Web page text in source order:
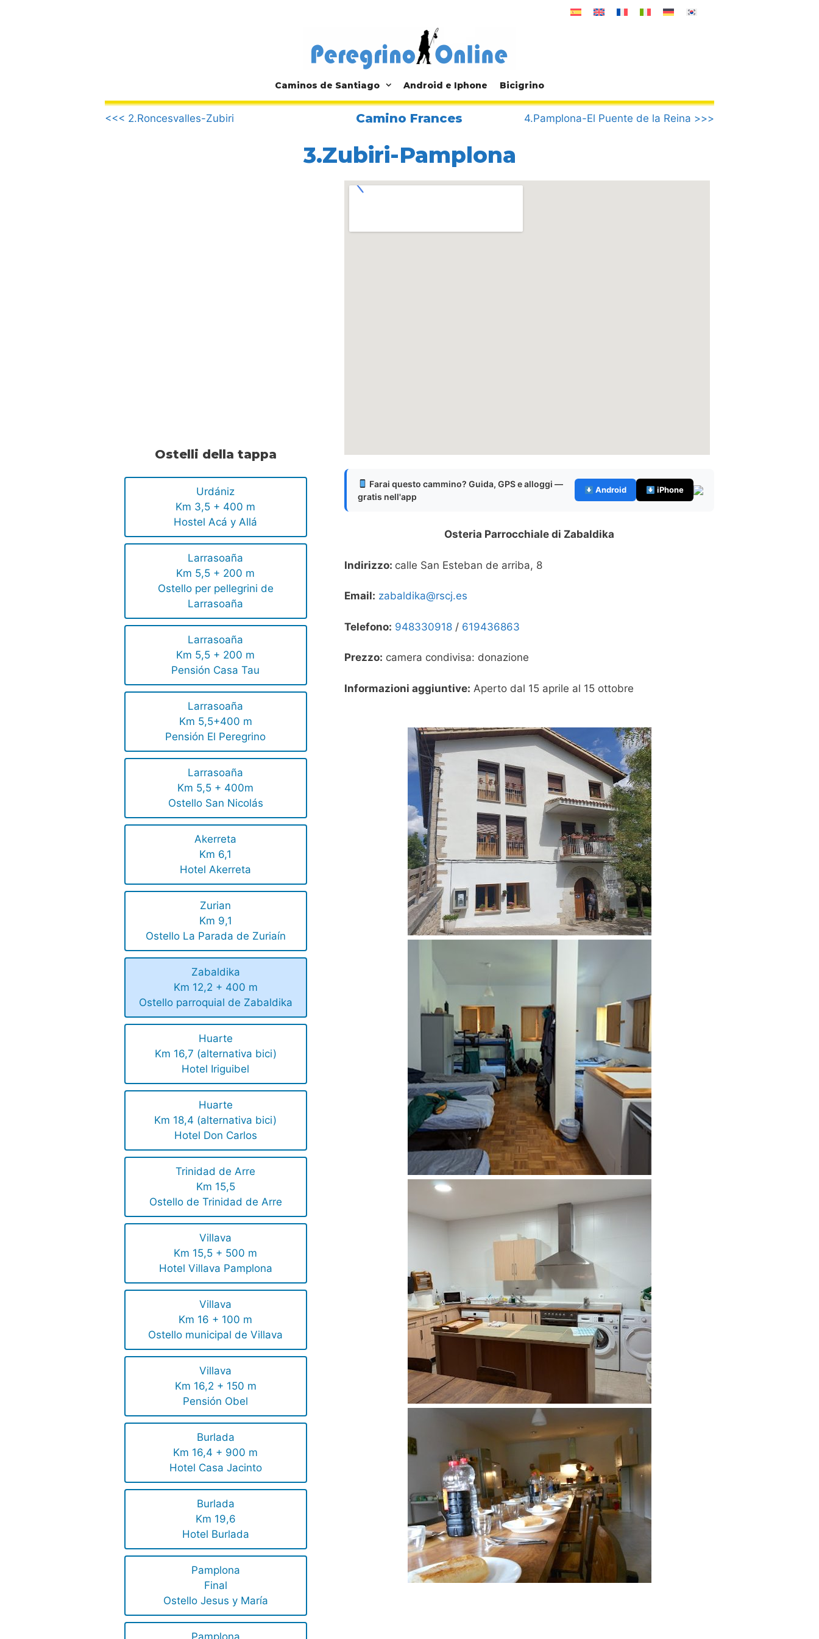
Caminos de Santiago Android e Iphone Bicigrino
.
<<< 2.Roncesvalles-Zubiri
Camino Frances 4.Pamplona-El Puente de la Reina >>>
3.Zubiri-Pamplona
Ostelli della tappa
Urdániz
Km 3,5 + 400 m
Hostel Acá y Allá
Larrasoaña
Km 5,5 + 200 m
Ostello per pellegrini de
Larrasoaña
Larrasoaña
Km 5,5 + 200 m
Pensión Casa Tau
Larrasoaña
Km 5,5+400 m
Pensión El Peregrino
Larrasoaña
Km 5,5 + 400m
Ostello San Nicolás
Akerreta
Km 6,1
Hotel Akerreta
Zurian
Km 9,1
Ostello La Parada de Zuriaín
Zabaldika
Km 12,2 + 400 m
Ostello parroquial de Zabaldika
Huarte
Km 16,7 (alternativa bici)
Hotel Iriguibel
Huarte
Km 18,4 (alternativa bici)
Hotel Don Carlos
Trinidad de Arre
Km 15,5
Ostello de Trinidad de Arre
Villava
Km 15,5 + 500 m
Hotel Villava Pamplona
Villava
Km 16 + 100 m
Ostello municipal de Villava
Villava
Km 16,2 + 150 m
Pensión Obel
Burlada
Km 16,4 + 900 m
Hotel Casa Jacinto
Burlada
Km 19,6
Hotel Burlada
Pamplona
Final
Ostello Jesus y María
Farai questo cammino? Guida, GPS e alloggi —
gratis nell'app
Android iPhone
Osteria Parrocchiale di Zabaldika
Indirizzo: calle San Esteban de arriba, 8
Email: zabaldika@rscj.es
Telefono: 948330918 / 619436863
Prezzo: camera condivisa: donazione
Informazioni aggiuntive: Aperto dal 15 aprile al 15 ottobre